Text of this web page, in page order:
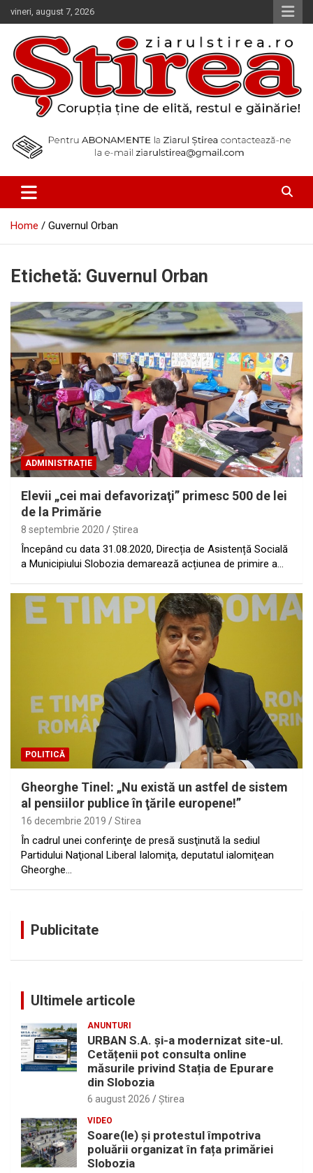
Skip
to
content
vineri, august 7, 2026
Ziarul Știrea
Home Guvernul Orban
Etichetă: Guvernul Orban
ADMINISTRAȚIE
Elevii „cei mai defavorizaţi” primesc 500 de lei
de la Primărie
8 septembrie 2020 Ştirea
Începând cu data 31.08.2020, Direcția de Asistență Socială
a Municipiului Slobozia demarează acțiunea de primire a…
POLITICĂ
Gheorghe Tinel: „Nu există un astfel de sistem
al pensiilor publice în ţările europene!”
16 decembrie 2019 Stirea
În cadrul unei conferinţe de presă susţinută la sediul
Partidului Naţional Liberal Ialomiţa, deputatul ialomiţean
Gheorghe…
Publicitate
Ultimele articole
ANUNTURI
URBAN S.A. și-a modernizat site-ul.
Cetățenii pot consulta online
măsurile privind Stația de Epurare
din Slobozia
6 august 2026 Ştirea
VIDEO
Soare(le) și protestul împotriva
poluării organizat în fața primăriei
Slobozia